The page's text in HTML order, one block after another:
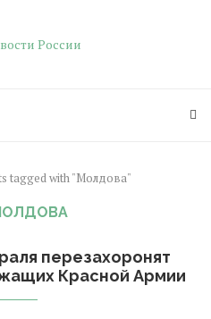
tagged with "Молдова"
перезахоронят
Красной Армии